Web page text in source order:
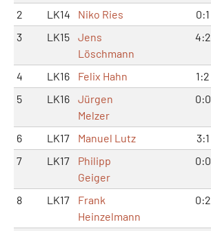
2
LK14 Niko Ries 0:1
3
LK15
Jens
Löschmann
4:2
4 LK16 Felix Hahn 1:2
5
LK16
Jürgen
Melzer
0:0
6 LK17 Manuel Lutz 3:1
7
LK17
Philipp
Geiger
0:0
8 LK17
Frank
Heinzelmann
0:2